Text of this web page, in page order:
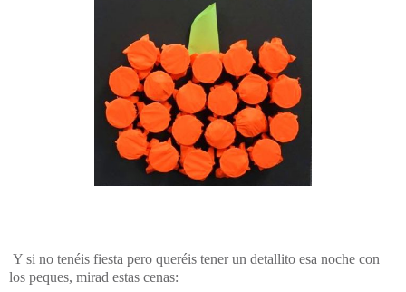
Y si no tenéis fiesta pero queréis tener un detallito esa noche con
los peques, mirad estas cenas: